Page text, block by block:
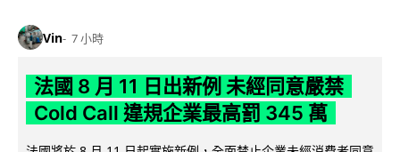
Vin 7 小時
法國 8 月 11 日出新例 未經同意嚴禁
Cold Call 違規企業最高罰 345 萬